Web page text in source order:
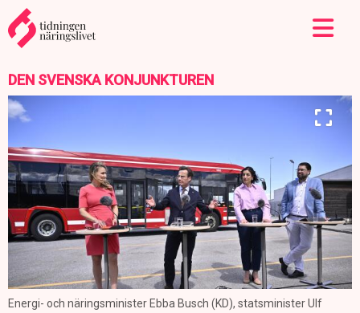
DEN SVENSKA KONJUNKTUREN
Energi- och näringsminister Ebba Busch (KD), statsminister Ulf